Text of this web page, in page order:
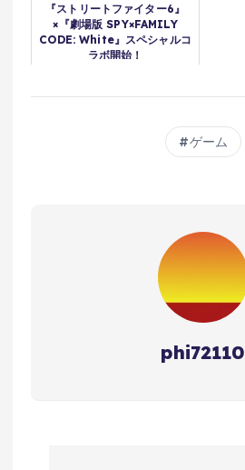
『ストリートファイター6』
×『劇場版 SPY×FAMILY
CODE: White』スペシャルコ
ラボ開始！
ゲーム
phi72110